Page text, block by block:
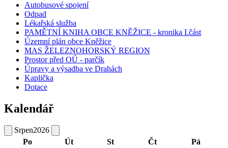
Autobusové spojení
Odpad
Lékařská služba
PAMĚTNÍ KNIHA OBCE KNĚŽICE - kronika I.část
Územní plán obce Kněžice
MAS ŽELEZNOHORSKÝ REGION
Prostor před OÚ - parčík
Úpravy a výsadba ve Drahách
Kaplička
Dotace
Kalendář
Srpen2026
Po
Út St Čt Pá